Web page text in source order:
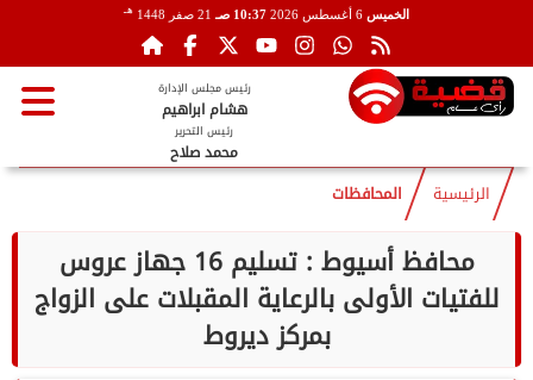
الخميس 10:37 صـ 21 صفر 1448 هـ
رئيس مجلس الإدارة
هشام ابراهيم
رئيس التحرير
محمد صلاح
الرئيسية المحافظات
محافظ أسيوط : تسليم 16 جهاز عروس
للفتيات الأولى بالرعاية المقبلات على الزواج
بمركز ديروط